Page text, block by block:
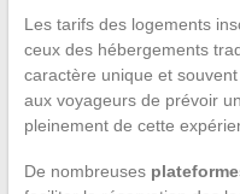
Les tarifs des logements
ceux des hébergements
caractère unique et
aux voyageurs de prévoir
pleinement de cette
De nombreuses